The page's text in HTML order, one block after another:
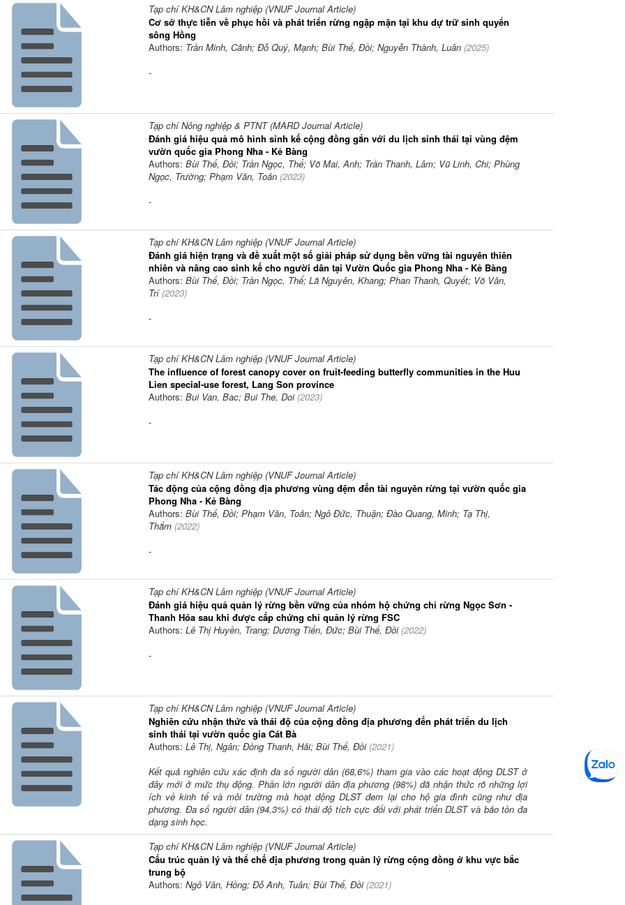
Tạp chí KH&CN Lâm nghiệp (VNUF Journal Article)
Cơ sở thực tiễn về phục hồi và phát triển rừng ngập mặn tại khu dự trữ sinh quyển
sông Hồng
Authors: Trần Minh, Cảnh; Đỗ Quý, Mạnh; Bùi Thế, Đồi; Nguyễn Thành, Luân (2025)
-
Tạp chí Nông nghiệp & PTNT (MARD Journal Article)
Đánh giá hiệu quả mô hình sinh kế cộng đồng gắn với du lịch sinh thái tại vùng đệm
vườn quốc gia Phong Nha - Kẻ Bàng
Authors: Bùi Thế, Đồi; Trần Ngọc, Thể; Võ Mai, Anh; Trần Thanh, Lâm; Vũ Linh, Chi; Phùng
Ngọc, Trường; Phạm Văn, Toản (2023)
-
Tạp chí KH&CN Lâm nghiệp (VNUF Journal Article)
Đánh giá hiện trạng và đề xuất một số giải pháp sử dụng bền vững tài nguyên thiên
nhiên và nâng cao sinh kế cho người dân tại Vườn Quốc gia Phong Nha - Kẻ Bàng
Authors: Bùi Thế, Đồi; Trần Ngọc, Thể; Lã Nguyên, Khang; Phan Thanh, Quyết; Võ Văn,
Trí(2023)
-
Tạp chí KH&CN Lâm nghiệp (VNUF Journal Article)
The influence of forest canopy cover on fruit-feeding butterfly communities in the Huu
Lien special-use forest, Lang Son province
Authors: Bui Van, Bac; Bui The, Doi(2023)
-
Tạp chí KH&CN Lâm nghiệp (VNUF Journal Article)
Tác động của cộng đồng địa phương vùng đệm đến tài nguyên rừng tại vườn quốc gia
Phong Nha - Kẻ Bàng
Authors: Bùi Thế, Đồi; Phạm Văn, Toản; Ngô Đức, Thuận; Đào Quang, Minh; Tạ Thị,
Thắm (2022)
-
Tạp chí KH&CN Lâm nghiệp (VNUF Journal Article)
Đánh giá hiệu quả quản lý rừng bền vững của nhóm hộ chứng chỉ rừng Ngọc Sơn -
Thanh Hóa sau khi được cấp chứng chỉ quản lý rừng FSC
Authors: Lê Thị Huyền, Trang; Dương Tiến, Đức; Bùi Thế, Đồi(2022)
-
Tạp chí KH&CN Lâm nghiệp (VNUF Journal Article)
Nghiên cứu nhận thức và thái độ của cộng đồng địa phương đến phát triển du lịch
sinh thái tại vườn quốc gia Cát Bà
Authors: Lê Thị, Ngân; Đồng Thanh, Hải; Bùi Thế, Đồi(2021)
Kết quả nghiên cứu xác định đa số người dân (68,6%) tham gia vào các hoạt động DLST ở
đây mới ở mức thụ động. Phần lớn người dân địa phương (98%) đã nhận thức rõ những lợi
ích về kinh tế và môi trường mà hoạt động DLST đem lại cho hộ gia đình cũng như địa
phương. Đa số người dân (94,3%) có thái độ tích cực đối với phát triển DLST và bảo tồn đa
dạng sinh học.
Tạp chí KH&CN Lâm nghiệp (VNUF Journal Article)
Cấu trúc quản lý và thể chế địa phương trong quản lý rừng cộng đồng ở khu vực bắc
trung bộ
Authors: Ngô Văn, Hồng; Đỗ Anh, Tuân; Bùi Thế, Đồi(2021)